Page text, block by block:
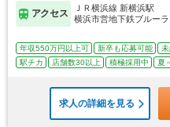
アクセス
ＪＲ横浜線 新横浜駅
横浜市営地下鉄ブルー
年収550万円以上可 新卒も応募可能
駅チカ
店舗数30以上 積極採用中 夏
求人の詳細を見る